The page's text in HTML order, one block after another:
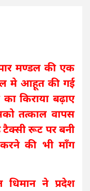
मण्डल की एक
मे आहूत की गई
किराया बढ़ाए
तत्काल वापस
टैक्सी रूट पर बनी
करने की भी माँग
धिमान ने प्रदेश